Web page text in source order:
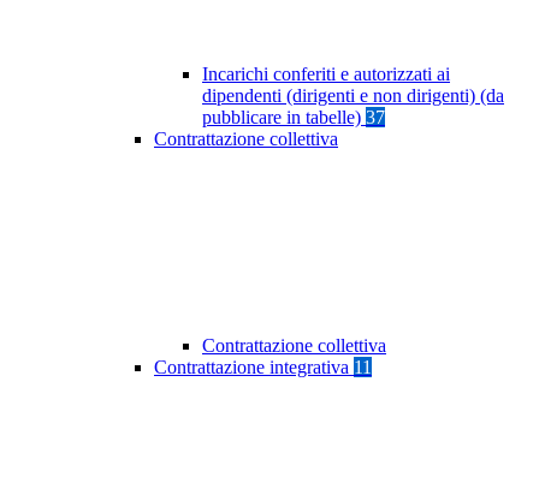
Incarichi conferiti e autorizzati ai
dipendenti (dirigenti e non dirigenti) (da
pubblicare in tabelle) 37
Contrattazione collettiva
Contrattazione collettiva
Contrattazione integrativa 11